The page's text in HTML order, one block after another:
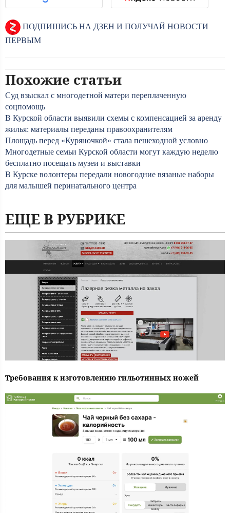
ПОДПИШИСЬ НА ДЗЕН И ПОЛУЧАЙ НОВОСТИ
ПЕРВЫМ
Похожие статьи
Суд взыскал с многодетной матери переплаченную
соцпомощь
В Курской области выявили схемы с компенсацией за аренду
жилья: материалы переданы правоохранителям
Площадь перед «Куряночкой» стала пешеходной условно
Многодетные семьи Курской области могут каждую неделю
бесплатно посещать музеи и выставки
В Курске волонтеры передали новогодние вязаные наборы
для малышей перинатального центра
ЕЩЕ В РУБРИКЕ
Требования к изготовлению гильотинных ножей